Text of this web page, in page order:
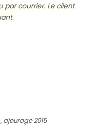
par courrier. Le client
ajourage 2015